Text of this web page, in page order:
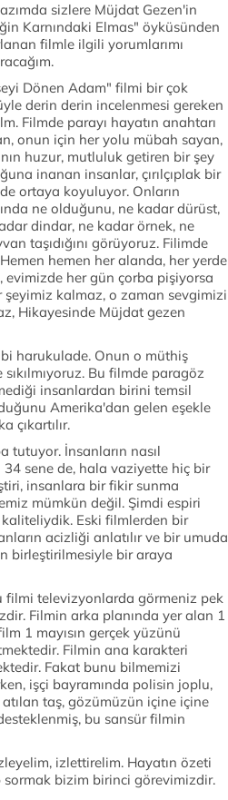
sizlere Müjdat Gezen'in
Karnındaki Elmas" öyküsünden
filmle ilgili yorumlarımı
Dönen Adam" filmi bir çok
derin derin incelenmesi gereken
Filmde parayı hayatın anahtarı
onun için her yolu mübah sayan,
huzur, mutluluk getiren bir şey
inanan insanlar, çırılçıplak bir
ortaya koyuluyor. Onların
ne olduğunu, ne kadar dürüst,
dindar, ne kadar örnek, ne
taşıdığını görüyoruz. Filimde
hemen her alanda, her yerde
evimizde her gün çorba pişiyorsa
kalmaz, o zaman sevgimizi
Hikayesinde Müjdat gezen
harukulade. Onun o müthiş
Bu filmde paragöz
insanlardan birini temsil
Amerika'dan gelen eşekle
çıkartılır.
tutuyor. İnsanların nasıl
34 sene de, hala vaziyette hiç bir
insanlara bir fikir sunma
mümkün değil. Şimdi espiri
Eski filmlerden bir
acizliği anlatılır ve bir umuda
birleştirilmesiyle bir araya
filmi televizyonlarda görmeniz pek
Filmin arka planında yer alan 1
1 mayısın gerçek yüzünü
Filmin ana karakteri
Fakat bunu bilmemizi
işçi bayramında polisin joplu,
taş, gözümüzün içine içine
bu sansür filmin
izlettirelim. Hayatın özeti
bizim birinci görevimizdir.